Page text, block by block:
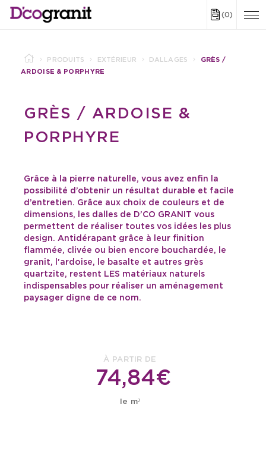
(0)
PRODUITS EXTÉRIEUR DALLAGES
GRÈS /
ARDOISE & PORPHYRE
GRÈS / ARDOISE &
PORPHYRE
Grâce à la pierre naturelle, vous avez enfin la
possibilité d’obtenir un résultat durable et facile
d’entretien. Grâce aux choix de couleurs et de
dimensions, les dalles de D’CO GRANIT vous
permettent de réaliser toutes vos idées les plus
design. Antidérapant grâce à leur finition
flammée, clivée ou bien encore bouchardée, le
granit, l'ardoise, le basalte et autres grès
quartzite, restent LES matériaux naturels
indispensables pour réaliser un aménagement
paysager digne de ce nom.
À PARTIR DE
74,84€
le m²